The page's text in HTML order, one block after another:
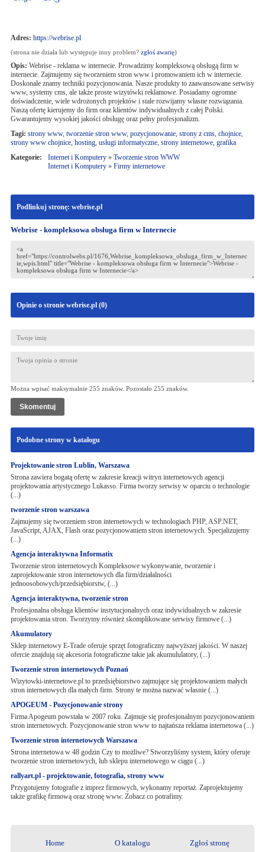
Adres: https://webrise.pl
(strona nie działa lub występuje inny problem? zgłoś awarię)
Opis: Webrise - reklama w internecie. Prowadzimy kompleksową obsługą firm w
internecie. Zajmujemy się tworzeniem stron www i promowaniem ich w internecie.
Doskonale znamy techniki pozycjonowania. Nasze produkty to zaawansowane serwisy
www, systemy cms, ale także proste wizytówki reklamowe. Posiadamy ogromne
doświadczenie, wiele wdrożonych projektów i stale rozwijamy własne rozwiązania.
Naszą ofertę kierujemy do firm oraz klientów indywidualnych z całej Polski.
Gwarantujemy wysokiej jakości obsługę oraz pełny profesjonalizm.
Tagi: strony www, tworzenie stron www, pozycjonowanie, strony z cms, chojnice,
strony www chojnice, hosting, usługi informatyczne, strony internetowe, grafika
Kategorie:
Internet i Komputery» Tworzenie stron WWW
Internet i Komputery» Firmy internetowe
Podlinkuj stronę: webrise.pl
Webrise - kompleksowa obsługa firm w Internecie
Opinie o stronie webrise.pl (0)
Można wpisać maksymalnie 255 znaków. Pozostało 255 znaków.
Podobne strony w katalogu
Projektowanie stron Lublin, Warszawa
Strona zawiera bogatą ofertę w zakresie kreacji witryn internetowych agencji
projektowania artystycznego Lukasso. Firma tworzy serwisy w oparciu o technologie
(...)
tworzenie stron warszawa
Zajmujemy się tworzeniem stron internetowych w technologiach PHP, ASP.NET,
JavaScript, AJAX, Flash oraz pozycjonowaniem stron internetowych. Specjalizujemy
(...)
Agencja interaktywna Informatix
Tworzenie stron internetowych Kompleksowe wykonywanie, tworzenie i
zaprojektowanie stron internetowych dla firm/działalności
jednoosobowych/przedsiębiorstw, (...)
Agencja interaktywna, tworzenie stron
Profesjonalna obsługa klientów instytucjonalnych oraz indywidualnych w zakresie
projektowania stron. Tworzymy również skomplikowane serwisy firmowe (...)
Akumulatory
Sklep internetowy E-Trade oferuje sprzęt fotograficzny najwyższej jakości. W naszej
ofercie znajdują się akcesoria fotograficzne takie jak akumululatory, (...)
Tworzenie stron internetowych Poznań
Wizytowki-internetowe.pl to przedsiębiorstwo zajmujące się projektowaniem małych
stron internetowych dla małych firm. Strony te można nazwać własnie (...)
APOGEUM - Pozycjonowanie strony
Firma Apogeum powstała w 2007 roku. Zajmuje się profesjonalnym pozycjonowaniem
stron internetowych. Pozycjonowanie stron www to najtańsza reklama internetowa (...)
Tworzenie stron internetowych Warszawa
Strona internetowa w 48 godzin Czy to możliwe? Stworzyliśmy system, który oferuje
tworzenie stron internetowych, lub sklepu internetowego w ciągu (...)
rallyart.pl - projektowanie, fotografia, strony www
Przygotujemy fotografie z imprez firmowych, wykonamy reportaż. Zaprojektujemy
także grafikę firmową oraz stronę www. Zobacz co potrafimy.
Home O katalogu Zgłoś stronę